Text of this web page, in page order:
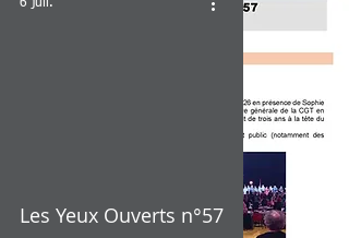
Les Yeux Ouverts n°57
6 juil.